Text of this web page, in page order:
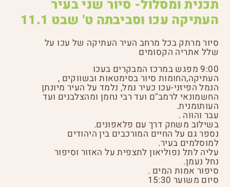
תכנית ומסלול- סיור שני בעיר
העתיקה עכו וסביבתה ט' שבט 11.1
סיור מרתק בכל מרחב העיר העתיקה של עכו על
שלל אתריה הקסומים
9:00 מפגש במרכז המבקרים בעכו
העתיקה,החומות סיור בסימטאות ובשווקים ,
הנמל הפיזני-עכו כעיר נמל, נלמד על העיר מיונתן
החשמונאי לרמב"ם ועד רבי נחמן ומהצלבנים ועד
העותומנית.
עבר והווה .
בשילוב משחק דרך עם פלאפונים.
נספר גם על החיים המורכבים בין היהודים
למוסלמים בעיר.
עליה לתל נפוליאון לתצפית על האזור וסיפור
נחל נעמן.
סיפור אמות המים .
סיום משוער 15:30